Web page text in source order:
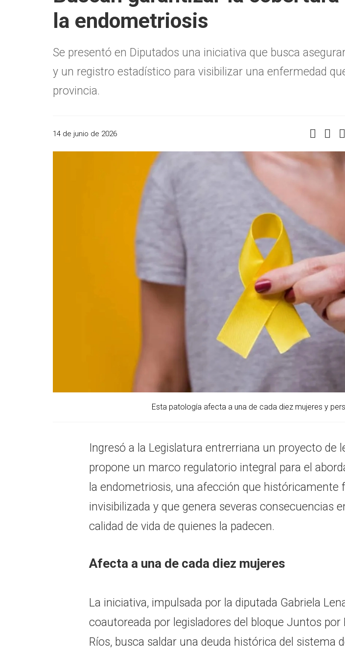
la endometriosis
Se presentó en Diputados una iniciativa que busca
y un registro estadístico para visibilizar una enfermedad
provincia.
14 de junio de 2026
Esta patología afecta a una de cada diez mujeres y
Ingresó a la Legislatura entrerriana un proyecto de
propone un marco regulatorio integral para el
la endometriosis, una afección que históricamente
invisibilizada y que genera severas consecuencias
calidad de vida de quienes la padecen.
Afecta a una de cada diez mujeres
La iniciativa, impulsada por la diputada Gabriela
coautoreada por legisladores del bloque Juntos por
Ríos, busca saldar una deuda histórica del sistema